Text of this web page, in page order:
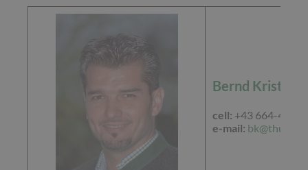
Bernd Kristler
cell: +43 664-40 42
e-mail: bk@thu.at